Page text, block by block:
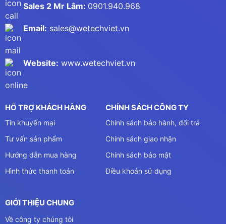
Sales 2 Mr Lâm: 0901.940.968
Email: sales@wetechviet.vn
Website: www.wetechviet.vn
HỖ TRỢ KHÁCH HÀNG
Tin khuyến mại
Tư vấn sản phẩm
Hướng dẫn mua hàng
Hình thức thanh toán
CHÍNH SÁCH CÔNG TY
Chính sách bảo hành, đổi trả
Chính sách giao nhận
Chính sách bảo mật
Điều khoản sử dụng
GIỚI THIỆU CHUNG
Về công ty chúng tôi